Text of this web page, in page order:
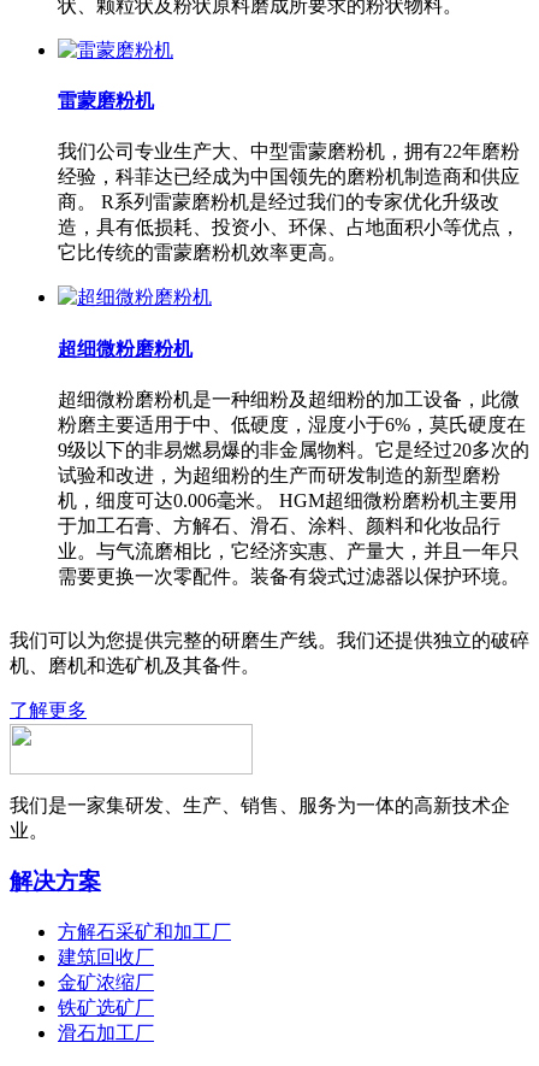
状、颗粒状及粉状原料磨成所要求的粉状物料。
雷蒙磨粉机
我们公司专业生产大、中型雷蒙磨粉机，拥有22年磨粉
经验，科菲达已经成为中国领先的磨粉机制造商和供应
商。 R系列雷蒙磨粉机是经过我们的专家优化升级改
造，具有低损耗、投资小、环保、占地面积小等优点，
它比传统的雷蒙磨粉机效率更高。
超细微粉磨粉机
超细微粉磨粉机是一种细粉及超细粉的加工设备，此微
粉磨主要适用于中、低硬度，湿度小于6%，莫氏硬度在
9级以下的非易燃易爆的非金属物料。它是经过20多次的
试验和改进，为超细粉的生产而研发制造的新型磨粉
机，细度可达0.006毫米。 HGM超细微粉磨粉机主要用
于加工石膏、方解石、滑石、涂料、颜料和化妆品行
业。与气流磨相比，它经济实惠、产量大，并且一年只
需要更换一次零配件。装备有袋式过滤器以保护环境。
我们可以为您提供完整的研磨生产线。我们还提供独立的破碎
机、磨机和选矿机及其备件。
了解更多
我们是一家集研发、生产、销售、服务为一体的高新技术企
业。
解决方案
方解石采矿和加工厂
建筑回收厂
金矿浓缩厂
铁矿选矿厂
滑石加工厂